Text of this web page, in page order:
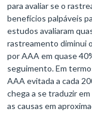
para avaliar se o
benefícios palpáveis
estudos avaliaram
rastreamento diminui
por AAA em quase
seguimento. Em
AAA evitada a cada
chega a se traduzir
as causas em